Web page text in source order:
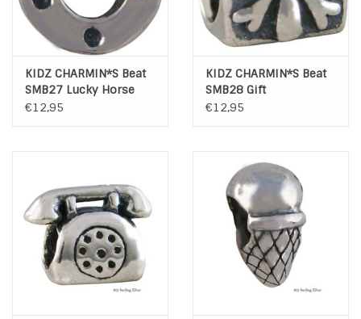
KIDZ CHARMIN*S Beat
SMB27 Lucky Horse
Shoe
€12,95
KIDZ CHARMIN*S Beat
SMB28 Gift
€12,95